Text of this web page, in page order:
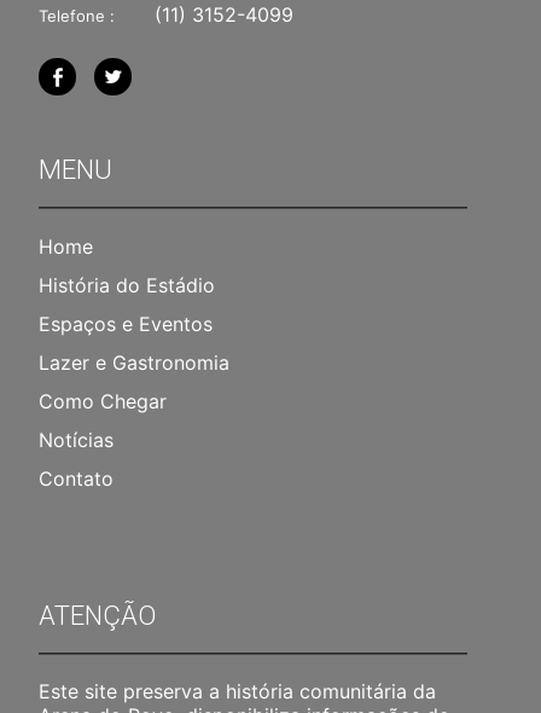
Telefone : (11) 3152-4099
MENU
Home
História do Estádio
Espaços e Eventos
Lazer e Gastronomia
Como Chegar
Notícias
Contato
ATENÇÃO
Este site preserva a história comunitária da